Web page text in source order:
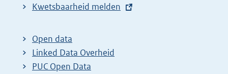
E
t
e
r
Kwetsbaarheid melden
Open data
Linked Data Overheid
PUC Open Data